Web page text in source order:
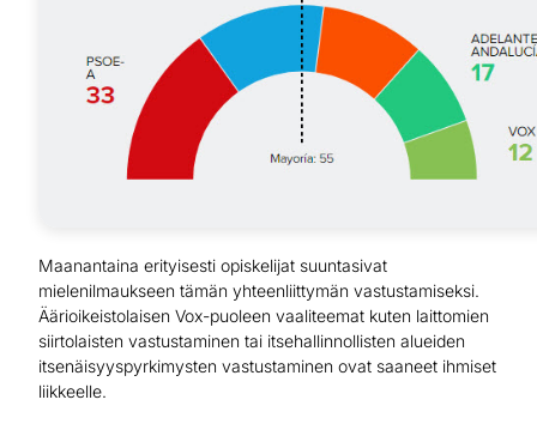
Maanantaina erityisesti opiskelijat suuntasivat
mielenilmaukseen tämän yhteenliittymän vastustamiseksi.
Äärioikeistolaisen Vox-puoleen vaaliteemat kuten laittomien
siirtolaisten vastustaminen tai itsehallinnollisten alueiden
itsenäisyyspyrkimysten vastustaminen ovat saaneet ihmiset
liikkeelle.